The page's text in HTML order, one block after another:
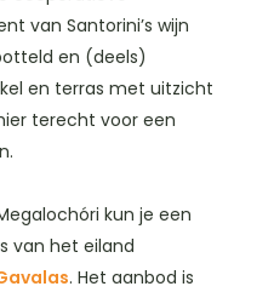
van Santorini’s wijn
en (deels)
en terras met uitzicht
terecht voor een
kun je een
van het eiland
. Het aanbod is